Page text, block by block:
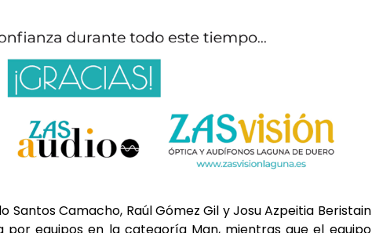
Santos Camacho, Raúl Gómez Gil y Josu Azpeitia Beristain
por equipos en la categoría Man, mientras que el equipo